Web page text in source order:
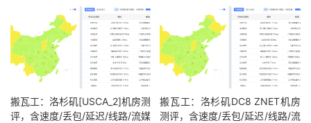
搬瓦工：洛杉矶[USCA_2]机房测
评，含速度/丢包/延迟/线路/流媒
搬瓦工：洛杉矶DC8 ZNET机房
测评，含速度/丢包/延迟/线路/流